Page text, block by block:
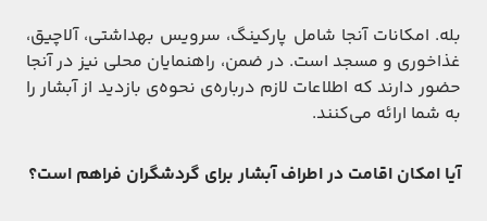
بله. امکانات آنجا شامل پارکینگ، سرویس بهداشتی، آلاچیق،
غذاخوری و مسجد است. در ضمن، راهنمایان محلی نیز در آنجا
حضور دارند که اطلاعات لازم درباره‌ی نحوه‌ی بازدید از آبشار را
به شما ارائه می‌کنند.
آیا امکان اقامت در اطراف آبشار برای گردشگران فراهم است؟